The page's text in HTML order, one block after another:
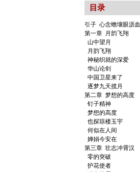
目录
引子 心念蟾壤眼沥血
第一章 月韵飞翔
山中望月
月韵飞翔
神秘织就的深爱
华山论剑
中国卫星来了
逐梦九天揽月
第二章 梦想的高度
钉子精神
梦想的高度
也探琼楼玉宇
何似在人间
婵娟今安在
第三章 壮志冲霄汉
零的突破
护花使者